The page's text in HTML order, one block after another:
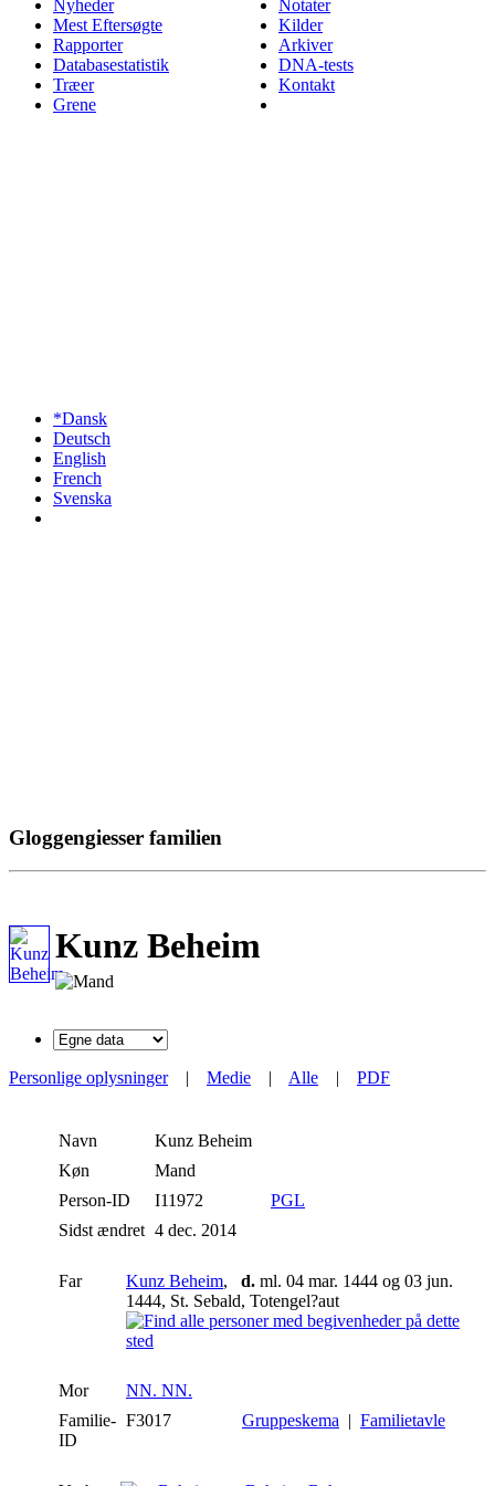
Nyheder
Mest Eftersøgte
Rapporter
Databasestatistik
Træer
Grene
Notater
Kilder
Arkiver
DNA-tests
Kontakt
*Dansk
Deutsch
English
French
Svenska
Gloggengiesser familien
Kunz Beheim
Personlige oplysninger| Medie | Alle | PDF
Navn Kunz Beheim
Køn
Mand
Person-ID
I11972
PGL
Sidst ændret 4 dec. 2014
Far Kunz Beheim, d. ml. 04 mar. 1444 og 03 jun.
1444, St. Sebald, Totengel?aut
Mor
NN. NN.
Familie-
ID
F3017 Gruppeskema | Familietavle